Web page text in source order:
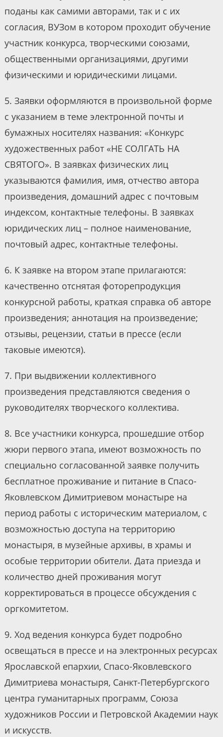
поданы как самими авторами, так и с их
согласия, ВУЗом в котором проходит обучение
участник конкурса, творческими союзами,
общественными организациями, другими
физическими и юридическими лицами.
5. Заявки оформляются в произвольной форме
с указанием в теме электронной почты и
бумажных носителях названия: «Конкурс
художественных работ «НЕ СОЛГАТЬ НА
СВЯТОГО». В заявках физических лиц
указываются фамилия, имя, отчество автора
произведения, домашний адрес с почтовым
индексом, контактные телефоны. В заявках
юридических лиц – полное наименование,
почтовый адрес, контактные телефоны.
6. К заявке на втором этапе прилагаются:
качественно отснятая фоторепродукция
конкурсной работы, краткая справка об авторе
произведения; аннотация на произведение;
отзывы, рецензии, статьи в прессе (если
таковые имеются).
7. При выдвижении коллективного
произведения представляются сведения о
руководителях творческого коллектива.
8. Все участники конкурса, прошедшие отбор
жюри первого этапа, имеют возможность по
специально согласованной заявке получить
бесплатное проживание и питание в Спасо-
Яковлевском Димитриевом монастыре на
период работы с историческим материалом, с
возможностью доступа на территорию
монастыря, в музейные архивы, в храмы и
особые территории обители. Дата приезда и
количество дней проживания могут
корректироваться в процессе обсуждения с
оргкомитетом.
9. Ход ведения конкурса будет подробно
освещаться в прессе и на электронных ресурсах
Ярославской епархии, Спасо-Яковлевского
Димитриева монастыря, Санкт-Петербургского
центра гуманитарных программ, Союза
художников России и Петровской Академии наук
и искусств.